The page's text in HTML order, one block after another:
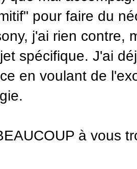
pour faire du
j'ai rien contre,
spécifique. J'ai
en voulant de
à vous